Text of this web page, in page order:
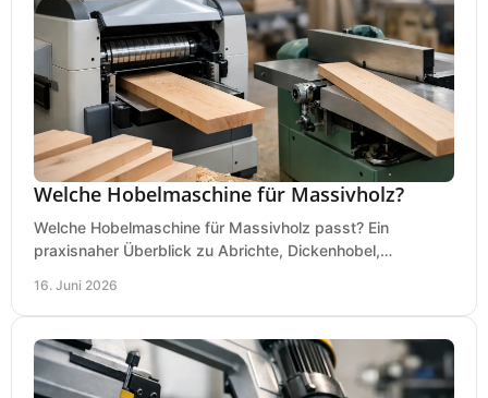
Welche Hobelmaschine für Massivholz?
Welche Hobelmaschine für Massivholz passt? Ein
praxisnaher Überblick zu Abrichte, Dickenhobel,
16. Juni 2026